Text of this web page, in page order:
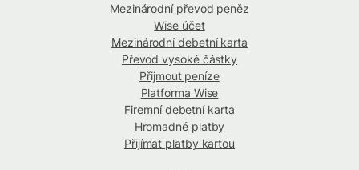
Mezinárodní převod peněz
Wise účet
Mezinárodní debetní karta
Převod vysoké částky
Přijmout peníze
Platforma Wise
Firemní debetní karta
Hromadné platby
Přijímat platby kartou